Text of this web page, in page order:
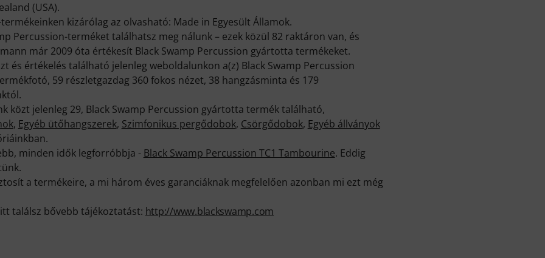
(USA).
kizárólag az olvasható: Made in Egyesült Államok.
Percussion-terméket találhatsz meg nálunk – ezek közül 82 raktáron van, és
már 2009 óta értékesít Black Swamp Percussion gyártotta termékeket.
és értékelés található jelenleg weboldalunkon a(z) Black Swamp Percussion
59 részletgazdag 360 fokos nézet, 38 hangzásminta és 179
közt jelenleg 29, Black Swamp Percussion gyártotta termék található,
, Egyéb ütőhangszerek, Szimfonikus pergődobok, Csörgődobok, Egyéb állványok
minden idők legforróbbja - Black Swamp Percussion TC1 Tambourine. Eddig
a termékeire, a mi három éves garanciáknak megfelelően azonban mi ezt még
találsz bővebb tájékoztatást: http://www.blackswamp.com